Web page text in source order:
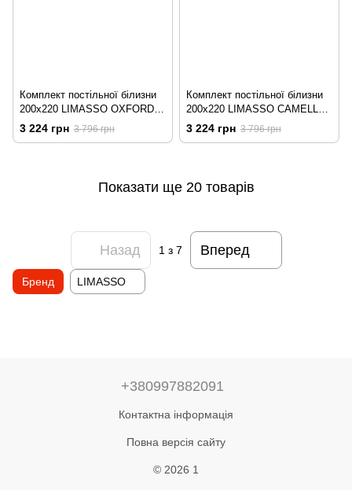
Комплект постільної білизни
200x220 LIMASSO OXFORD
TAN EXCLUSIVE
3 224 грн 3 796 грн
Комплект постільної білизни
200x220 LIMASSO CAMELLO
ROSES EXCLUSIVE
3 224 грн 3 796 грн
Показати ще 20 товарів
Назад 1з 7 Вперед
Бренд LIMASSO
+380997882091
Контактна інформація
Повна версія сайту
© 2026 1